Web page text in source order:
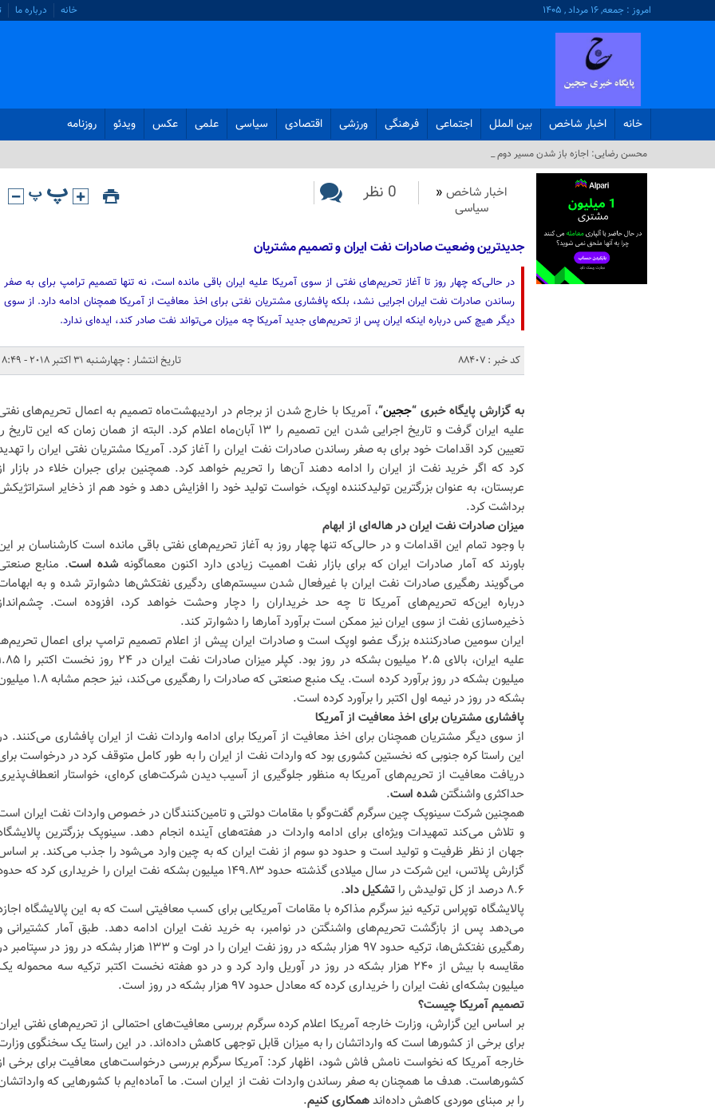
امروز : جمعه, ۱۶ مرداد , ۱۴۰۵ خانه درباره ما
خانه اخبار شاخص بین الملل اجتماعی فرهنگی ورزشی اقتصادی سیاسی علمی عکس ویدئو روزنامه
محسن رضایی: اجازه باز شدن مسیر دوم در تنگه ه_
اخبار شاخص «
سیاسی
0 نظر
جدیدترین وضعیت صادرات نفت ایران و تصمیم مشتریان
در حالی‌که چهار روز تا آغاز تحریم‌های نفتی از سوی آمریکا علیه ایران باقی مانده است، نه تنها تصمیم ترامپ برای به صفر
رساندن صادرات نفت ایران اجرایی نشد، بلکه پافشاری مشتریان نفتی برای اخذ معافیت از آمریکا همچنان ادامه دارد. از سوی
دیگر هیچ کس درباره اینکه ایران پس از تحریم‌های جدید آمریکا چه میزان می‌تواند نفت صادر کند، ایده‌ای ندارد.
کد خبر : 88407 تاریخ انتشار : چهارشنبه 31 اکتبر 2018 - 8:49
به گزارش پایگاه خبری “ججین“، آمریکا با خارج شدن از برجام در اردیبهشت‌ماه تصمیم به اعمال تحریم‌های
علیه ایران گرفت و تاریخ اجرایی شدن این تصمیم را ۱۳ آبان‌ماه اعلام کرد. البته از همان زمان که این تاریخ
تعیین کرد اقدامات خود برای به صفر رساندن صادرات نفت ایران را آغاز کرد. آمریکا مشتریان نفتی ایران را
کرد که اگر خرید نفت از ایران را ادامه دهند آن‌ها را تحریم خواهد کرد. همچنین برای جبران خلاء در بازار
عربستان، به عنوان بزرگترین تولیدکننده اوپک، خواست تولید خود را افزایش دهد و خود هم از ذخایر
برداشت کرد.
میزان صادرات نفت ایران در هاله‌ای از ابهام
با وجود تمام این اقدامات و در حالی‌که تنها چهار روز به آغاز تحریم‌های نفتی باقی مانده است کارشناسان بر
باورند که آمار صادرات ایران که برای بازار نفت اهمیت زیادی دارد اکنون معماگونه شده است. منابع
می‌گویند رهگیری صادرات نفت ایران با غیرفعال شدن سیستم‌های ردگیری نفتکش‌ها دشوارتر شده و به
درباره این‌که تحریم‌های آمریکا تا چه حد خریداران را دچار وحشت خواهد کرد، افزوده است.
ذخیره‌سازی نفت از سوی ایران نیز ممکن است برآورد آمارها را دشوارتر کند.
ایران سومین صادرکننده بزرگ عضو اوپک است و صادرات ایران پیش از اعلام تصمیم ترامپ برای اعمال
علیه ایران، بالای ۲.۵ میلیون بشکه در روز بود. کپلر میزان صادرات نفت ایران
میلیون بشکه در روز برآورد کرده است. یک منبع صنعتی که صادرات را رهگیری می‌کند، نیز
بشکه در روز در نیمه اول اکتبر را برآورد کرده است.
پافشاری مشتریان برای اخذ معافیت از آمریکا
از سوی دیگر مشتریان همچنان برای اخذ معافیت از آمریکا برای ادامه واردات نفت از ایران پافشاری می‌کنند.
این راستا کره جنوبی که نخستین کشوری بود که واردات نفت از ایران را به طور کامل متوقف کرد در درخواست
دریافت معافیت از تحریم‌های آمریکا به منظور جلوگیری از آسیب دیدن شرکت‌های کره‌ای، خواستار
حداکثری واشنگتنشده است.
همچنین شرکت سینوپک چین سرگرم گفت‌وگو با مقامات دولتی و تامین‌کنندگان در خصوص واردات نفت ایران
و تلاش می‌کند تمهیدات ویژه‌ای برای ادامه واردات در هفته‌های آینده انجام دهد. سینوپک بزرگترین
جهان از نظر ظرفیت و تولید است و حدود دو سوم از نفت ایران که به چین وارد می‌شود را جذب می‌کند. بر
گزارش پلاتس، این شرکت در سال میلادی گذشته حدود ۱۴۹.۸۳ میلیون بشکه نفت ایران را خریداری کرد که
۸.۶ درصد از کل تولیدش را
تشکیل داد.
پالایشگاه توپراس ترکیه نیز سرگرم مذاکره با مقامات آمریکایی برای کسب معافیتی است که به این پالایشگاه
می‌دهد پس از بازگشت تحریم‌های واشنگتن در نوامبر، به خرید نفت ایران ادامه دهد. طبق آمار کشتیرانی
رهگیری نفتکش‌ها، ترکیه حدود ۹۷ هزار بشکه در روز نفت ایران را در اوت و ۱۳۳ هزار بشکه در روز در
مقایسه با بیش از ۲۴۰ هزار بشکه در روز در آوریل وارد کرد و در دو هفته نخست اکتبر ترکیه سه محموله
میلیون بشکه‌ای نفت ایران را خریداری کرده که معادل حدود ۹۷ هزار بشکه در روز است
.
تصمیم آمریکا چیست؟
بر اساس این گزارش، وزارت خارجه آمریکا اعلام کرده سرگرم بررسی معافیت‌های احتمالی از تحریم‌های نفتی
برای برخی از کشورها است که وارداتشان را به میزان قابل توجهی کاهش داده‌اند. در این راستا یک سخنگوی
خارجه آمریکا که نخواست نامش فاش شود، اظهار کرد: آمریکا سرگرم بررسی درخواست‌های معافیت برای برخی
کشورهاست. هدف ما همچنان به صفر رساندن واردات نفت از ایران است. ما آماده‌ایم با کشورهایی که
را بر مبنای موردی کاهش داده‌اندهمکاری کنیم.